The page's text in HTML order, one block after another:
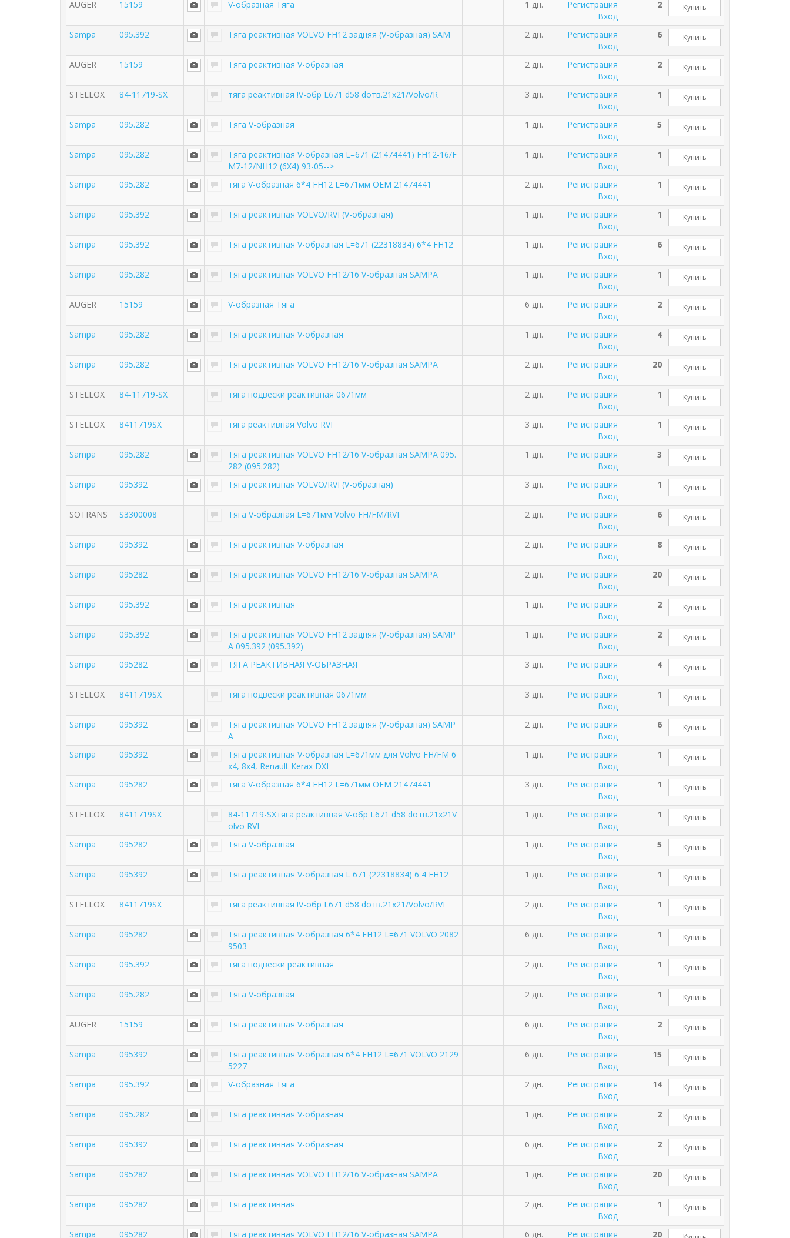
AUGER 15159 V-образная Тяга 1 дн.
Регистрация
Вход
2 Купить
Sampa 095.392 Тяга реактивная VOLVO FH12 задняя (V-образная) SAM 2 дн.
Регистрация
Вход
6 Купить
AUGER 15159 Тяга реактивная V-образная 2 дн.
Регистрация
Вход
2 Купить
STELLOX 84-11719-SX тяга реактивная !V-обр L671 d58 dотв.21x21/Volvo/R 3 дн.
Регистрация
Вход
1 Купить
Sampa 095.282 Тяга V-образная 1 дн.
Регистрация
Вход
5 Купить
Sampa 095.282
Тяга реактивная V-образная L=671 (21474441) FH12-16/F
M7-12/NH12 (6X4) 93-05-->
1 дн.
Регистрация
Вход
1 Купить
Sampa 095.282 тяга V-образная 6*4 FH12 L=671мм OEM 21474441 2 дн.
Регистрация
Вход
1 Купить
Sampa 095.392 Тяга реактивная VOLVO/RVI (V-образная) 1 дн.
Регистрация
Вход
1 Купить
Sampa 095.392 Тяга реактивная V-образная L=671 (22318834) 6*4 FH12 1 дн.
Регистрация
Вход
6 Купить
Sampa 095.282 Тяга реактивная VOLVO FH12/16 V-образная SAMPA 1 дн.
Регистрация
Вход
1 Купить
AUGER 15159 V-образная Тяга 6 дн.
Регистрация
Вход
2 Купить
Sampa 095.282 Тяга реактивная V-образная 1 дн.
Регистрация
Вход
4 Купить
Sampa 095.282 Тяга реактивная VOLVO FH12/16 V-образная SAMPA 2 дн.
Регистрация
Вход
20 Купить
STELLOX 84-11719-SX тяга подвески реактивная 0671мм 2 дн.
Регистрация
Вход
1 Купить
STELLOX 8411719SX тяга реактивная Volvo RVI 3 дн.
Регистрация
Вход
1 Купить
Sampa 095.282
Тяга реактивная VOLVO FH12/16 V-образная SAMPA 095.
282 (095.282)
1 дн.
Регистрация
Вход
3 Купить
Sampa 095392 Тяга реактивная VOLVO/RVI (V-образная) 3 дн.
Регистрация
Вход
1 Купить
SOTRANS S3300008 Тяга V-образная L=671мм Volvo FH/FM/RVI 2 дн.
Регистрация
Вход
6 Купить
Sampa 095392 Тяга реактивная V-образная 2 дн.
Регистрация
Вход
8 Купить
Sampa 095282 Тяга реактивная VOLVO FH12/16 V-образная SAMPA 2 дн.
Регистрация
Вход
20 Купить
Sampa 095.392 Тяга реактивная 1 дн.
Регистрация
Вход
2 Купить
Sampa 095.392
Тяга реактивная VOLVO FH12 задняя (V-образная) SAMP
A 095.392 (095.392)
1 дн.
Регистрация
Вход
2 Купить
Sampa 095282 ТЯГА РЕАКТИВНАЯ V-ОБРАЗНАЯ 3 дн.
Регистрация
Вход
4 Купить
STELLOX 8411719SX тяга подвески реактивная 0671мм 3 дн.
Регистрация
Вход
1 Купить
Sampa 095392
Тяга реактивная VOLVO FH12 задняя (V-образная) SAMP
A
2 дн.
Регистрация
Вход
6 Купить
Sampa 095392
Тяга реактивная V-образная L=671мм для Volvo FH/FM 6
х4, 8х4, Renault Kerax DXI
1 дн.
Регистрация
Вход
1 Купить
Sampa 095282 тяга V-образная 6*4 FH12 L=671мм OEM 21474441 3 дн.
Регистрация
Вход
1 Купить
STELLOX 8411719SX
84-11719-SXтяга реактивная V-обр L671 d58 dотв.21x21V
olvo RVI
1 дн.
Регистрация
Вход
1 Купить
Sampa 095282 Тяга V-образная 1 дн.
Регистрация
Вход
5 Купить
Sampa 095392 Тяга реактивная V-образная L 671 (22318834) 6 4 FH12 1 дн.
Регистрация
Вход
1 Купить
STELLOX 8411719SX тяга реактивная !V-обр L671 d58 dотв.21x21/Volvo/RVI 2 дн.
Регистрация
Вход
1 Купить
Sampa 095282
Тяга реактивная V-образная 6*4 FH12 L=671 VOLVO 2082
9503
6 дн.
Регистрация
Вход
1 Купить
Sampa 095.392 тяга подвески реактивная 2 дн.
Регистрация
Вход
1 Купить
Sampa 095.282 Тяга V-образная 2 дн.
Регистрация
Вход
1 Купить
AUGER 15159 Тяга реактивная V-образная 6 дн.
Регистрация
Вход
2 Купить
Sampa 095392
Тяга реактивная V-образная 6*4 FH12 L=671 VOLVO 2129
5227
6 дн.
Регистрация
Вход
15 Купить
Sampa 095.392 V-образная Тяга 2 дн.
Регистрация
Вход
14 Купить
Sampa 095.282 Тяга реактивная V-образная 1 дн.
Регистрация
Вход
2 Купить
Sampa 095392 Тяга реактивная V-образная 6 дн.
Регистрация
Вход
2 Купить
Sampa 095282 Тяга реактивная VOLVO FH12/16 V-образная SAMPA 1 дн.
Регистрация
Вход
20 Купить
Sampa 095282 Тяга реактивная 2 дн.
Регистрация
Вход
1 Купить
Sampa 095282 Тяга реактивная VOLVO FH12/16 V-образная SAMPA 6 дн. Регистрация 20